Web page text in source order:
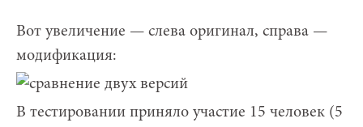
Вот увеличение — слева оригинал, справа —
модификация:
В тестировании приняло участие 15 человек (5